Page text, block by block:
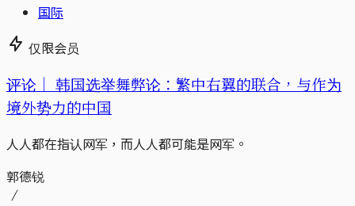
国际
仅限会员
评论｜ 韩国选举舞弊论：繁中右翼的联合，与作为
境外势力的中国
人人都在指认网军，而人人都可能是网军。
郭德锐